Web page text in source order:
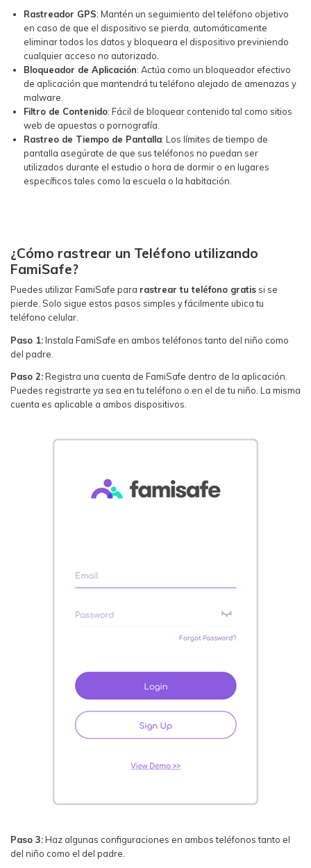
Rastreador GPS: Mantén un seguimiento del teléfono objetivo
en caso de que el dispositivo se pierda, automáticamente
eliminar todos los datos y bloqueara el dispositivo previniendo
cualquier acceso no autorizado.
Bloqueador de Aplicación: Actúa como un bloqueador efectivo
de aplicación que mantendrá tu teléfono alejado de amenazas y
malware.
Filtro de Contenido: Fácil de bloquear contenido tal como sitios
web de apuestas o pornografía.
Rastreo de Tiempo de Pantalla: Los límites de tiempo de
pantalla asegúrate de que sus teléfonos no puedan ser
utilizados durante el estudio o hora de dormir o en lugares
específicos tales como la escuela o la habitación.
¿Cómo rastrear un Teléfono utilizando
FamiSafe?
Puedes utilizar FamiSafe para rastrear tu teléfono gratis si se
pierde. Solo sigue estos pasos simples y fácilmente ubica tu
teléfono celular.
Paso 1: Instala FamiSafe en ambos teléfonos tanto del niño como
del padre.
Paso 2: Registra una cuenta de FamiSafe dentro de la aplicación.
Puedes registrarte ya sea en tu teléfono o en el de tu niño. La misma
cuenta es aplicable a ambos dispositivos.
Paso 3: Haz algunas configuraciones en ambos teléfonos tanto el
del niño como el del padre.